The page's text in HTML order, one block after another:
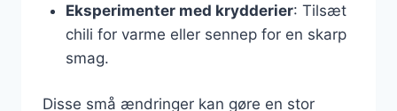
Eksperimenter med krydderier: Tilsæt
chili for varme eller sennep for en skarp
smag.
Disse små ændringer kan gøre en stor